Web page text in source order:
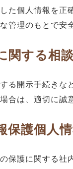
た個人情報を正
管理のもとで安
関する相
る開示手続きな
合は、適切に誠
保護個人
保護に関する社